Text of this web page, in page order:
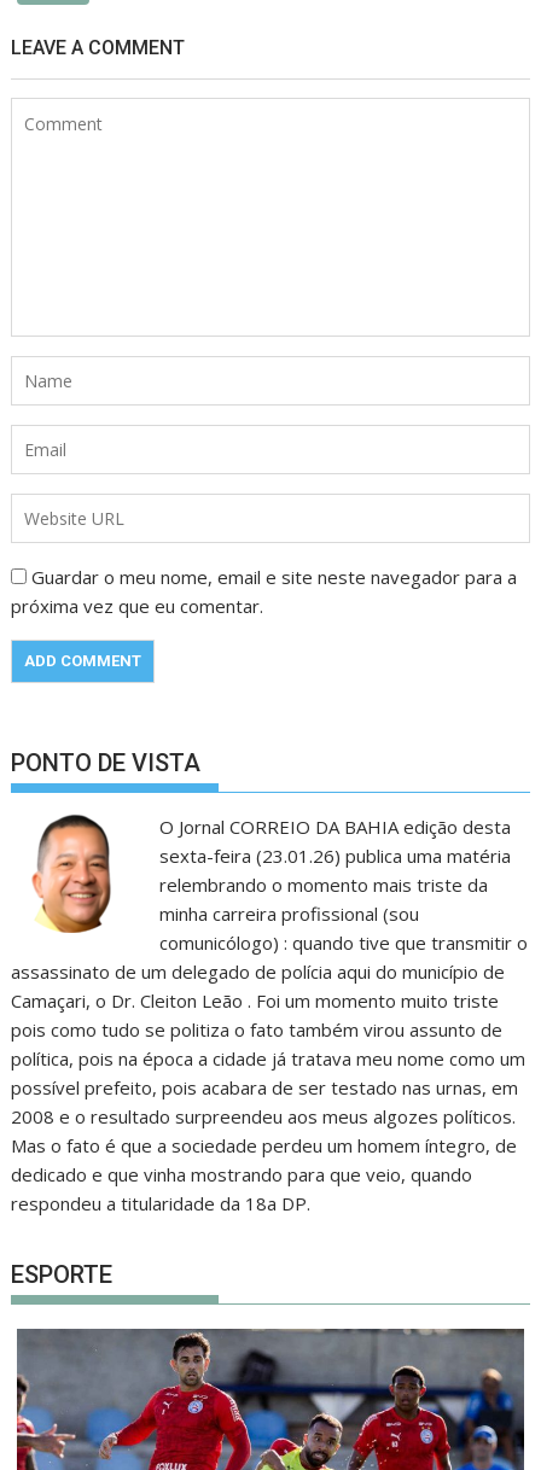
LEAVE A COMMENT
Guardar o meu nome, email e site neste navegador para a
próxima vez que eu comentar.
PONTO DE VISTA
O Jornal CORREIO DA BAHIA edição desta
sexta-feira (23.01.26) publica uma matéria
relembrando o momento mais triste da
minha carreira profissional (sou
comunicólogo) : quando tive que transmitir o
assassinato de um delegado de polícia aqui do município de
Camaçari, o Dr. Cleiton Leão . Foi um momento muito triste
pois como tudo se politiza o fato também virou assunto de
política, pois na época a cidade já tratava meu nome como um
possível prefeito, pois acabara de ser testado nas urnas, em
2008 e o resultado surpreendeu aos meus algozes políticos.
Mas o fato é que a sociedade perdeu um homem íntegro, de
dedicado e que vinha mostrando para que veio, quando
respondeu a titularidade da 18a DP.
ESPORTE